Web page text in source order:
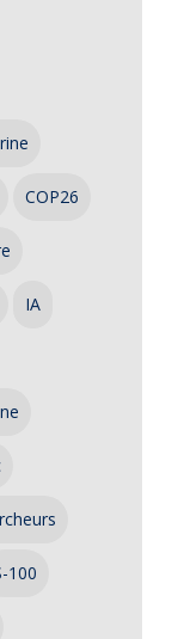
COP26
IA
100